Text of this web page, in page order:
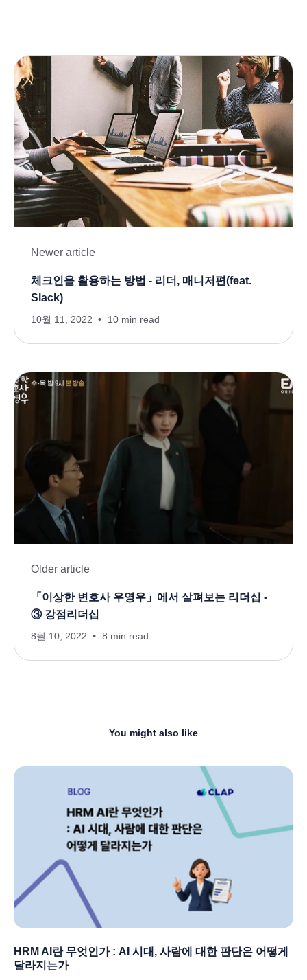
Newer article
체크인을 활용하는 방법 - 리더, 매니저편(feat.
Slack)
10월 11, 2022 10 min read
Older article
「이상한 변호사 우영우」에서 살펴보는 리더십 -
③ 강점리더십
8월 10, 2022 8 min read
You might also like
HRM AI란 무엇인가 : AI 시대, 사람에 대한 판단은 어떻게
달라지는가